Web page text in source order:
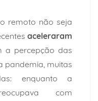
remoto não seja
aceleraram
a percepção das
pandemia, muitas
enquanto a
com